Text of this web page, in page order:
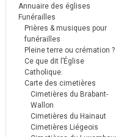
Annuaire des églises
Funérailles
Prières & musiques pour
funérailles
Pleine terre ou crémation ?
Ce que dit l’Église
Catholique.
Carte des cimetières
Cimetières du Brabant-
Wallon
Cimetières du Hainaut
Cimetières Liégeois